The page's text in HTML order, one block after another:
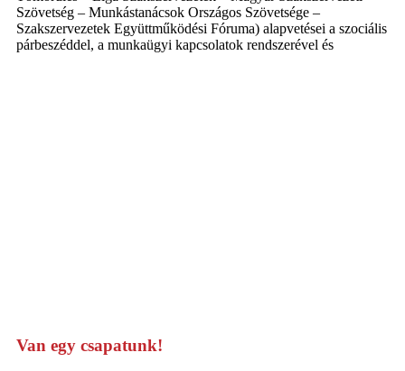
Szövetség – Munkástanácsok Országos Szövetsége –
Szakszervezetek Együttműködési Fóruma) alapvetései a szociális
párbeszéddel, a munkaügyi kapcsolatok rendszerével és
Van egy csapatunk!